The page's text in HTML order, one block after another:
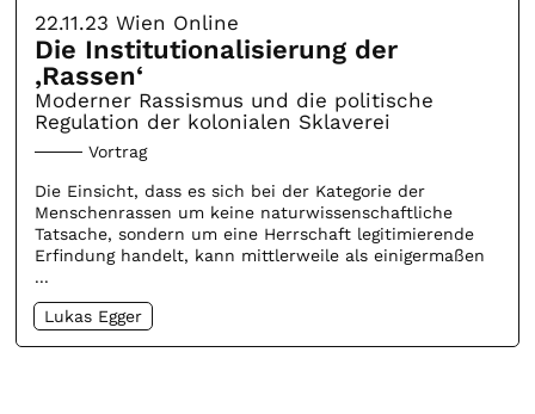
22.11.23 Wien Online
Die Institutionalisierung der
‚Rassen‘
Moderner Rassismus und die politische
Regulation der kolonialen Sklaverei
Vortrag
Die Einsicht, dass es sich bei der Kategorie der
Menschenrassen um keine naturwissenschaftliche
Tatsache, sondern um eine Herrschaft legitimierende
Erfindung handelt, kann mittlerweile als einigermaßen
...
Lukas Egger